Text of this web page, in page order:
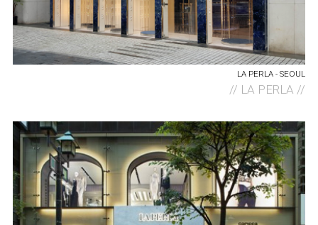
LA PERLA - SEOUL
// LA PERLA //